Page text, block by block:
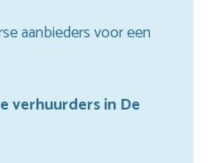
aanbieders voor een
verhuurders in De